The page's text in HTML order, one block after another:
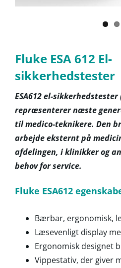
Fluke ESA 612 El-
sikkerhedstester
ESA612 el-
repræsenterer næste
til medico-teknikere. Den
arbejde eksternt på
afdelingen, i klinikker og
behov for service.
Fluke ESA612
Bærbar, ergonomisk,
Læsevenligt display
Ergonomisk designet
Vippestativ, der giver